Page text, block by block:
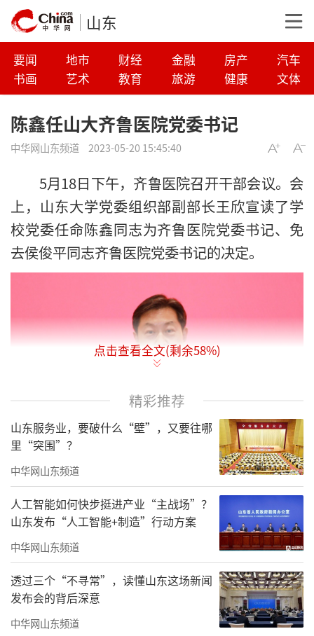
山东
要闻 地市 财经 金融 房产
汽车
书画
艺术 教育 旅游 健康 文体
陈鑫任山大齐鲁医院党委书记
中华网山东频道 2023-05-20 15:45:40
5月18日下午，齐鲁医院召开干部会议。会
上，山东大学党委组织部副部长王欣宣读了学
校党委任命陈鑫同志为齐鲁医院党委书记、免
去侯俊平同志齐鲁医院党委书记的决定。
据医院官网介绍，陈鑫，男，回族，1969
年1月出生，山东济南人，中共党员，经济学硕
士，研究员。1987年考入山东医科大学医疗系
学习，1992年获医学学士学位；2004年在山东
大学经济学院学习，2007年获得经济学硕士学
位。1992年至2003年在山东大学医学院担任辅
导员；2004年1月任山东大学学生工作部副部
点击查看全文(剩余58%)
精彩推荐
山东服务业，要破什么“壁”，又要往哪
里“突围”？
中华网山东频道
人工智能如何快步挺进产业“主战场”？
山东发布“人工智能+制造”行动方案
中华网山东频道
透过三个“不寻常”，读懂山东这场新闻
发布会的背后深意
中华网山东频道